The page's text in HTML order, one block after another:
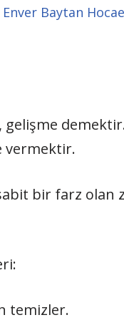
Enver Baytan
vermektir.
bir farz olan
temizler.